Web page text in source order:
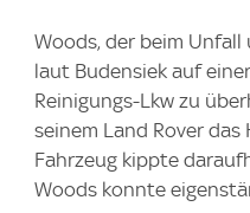
Woods, der beim
laut Budensiek auf
Reinigungs-Lkw zu
seinem Land Rover das
Fahrzeug kippte
Woods konnte